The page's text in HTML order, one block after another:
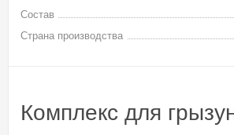
Состав
Страна производства
Комплекс для